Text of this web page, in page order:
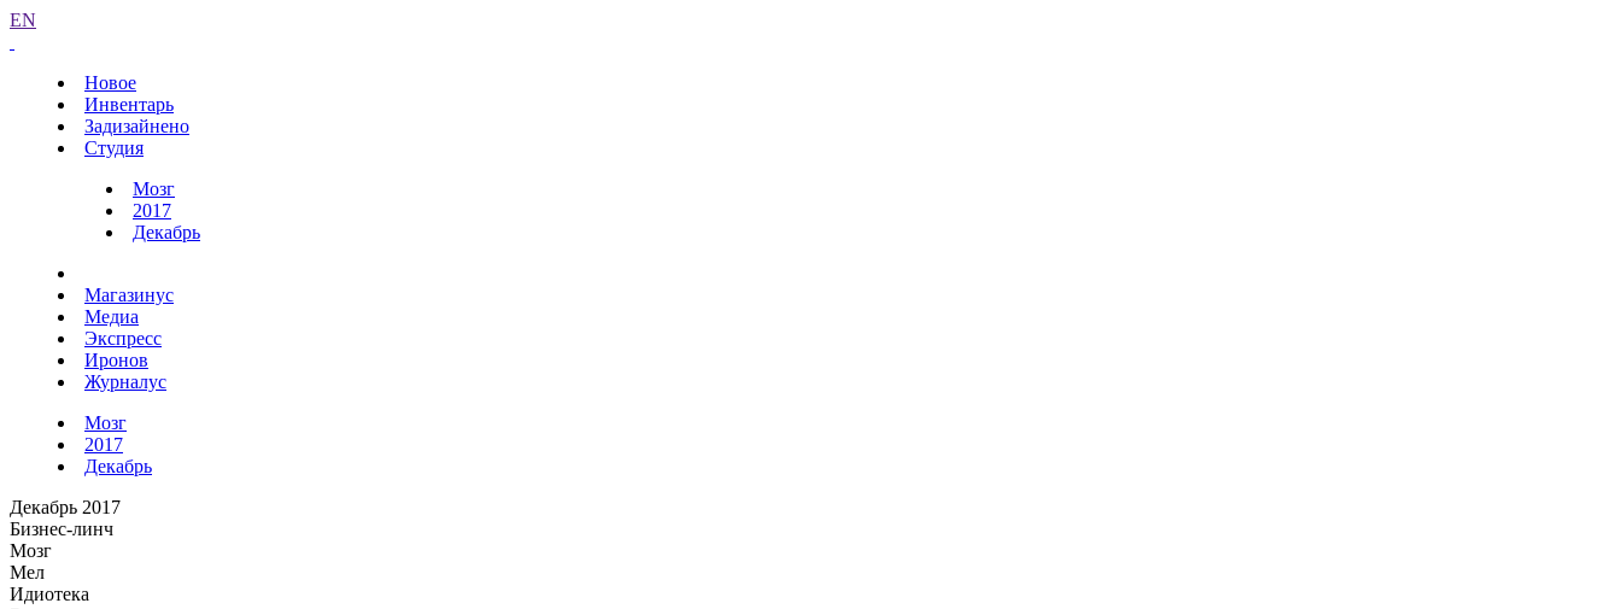
EN
Новое
Инвентарь
Задизайнено
Студия
Мозг
2017
Декабрь
Магазинус
Медиа
Экспресс
Иронов
Журналус
Мозг
2017
Декабрь
Декабрь 2017
Бизнес-линч
Мозг
Мел
Идиотека